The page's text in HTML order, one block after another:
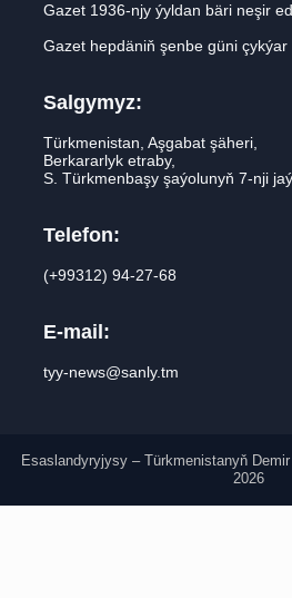
Gazet 1936-njy ýyldan bäri neşir
Gazet hepdäniň şenbe güni çykýar
Salgymyz:
Türkmenistan, Aşgabat şäheri,
Berkararlyk etraby,
S. Türkmenbaşy şaýolunyň 7-nji
Telefon:
(+99312) 94-27-68
E-mail:
tyy-news@sanly.tm
Esaslandyryjysy – Türkmenistanyň
2026